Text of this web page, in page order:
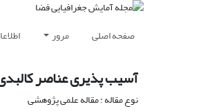
صفحه اصلی مرور
آسیب پذیری عناصر
نوع مقاله : مقاله علمی پژوهشی